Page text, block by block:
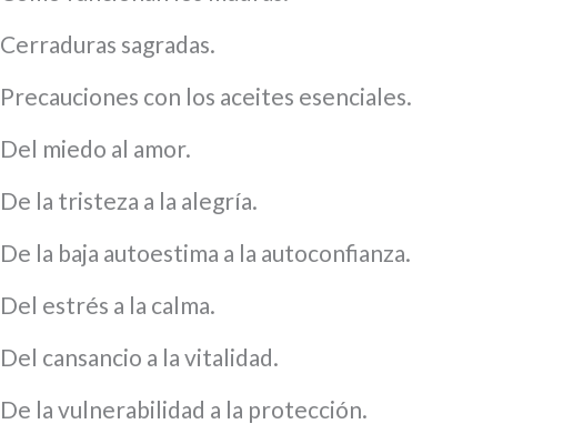
Cerraduras sagradas.
Precauciones con los aceites esenciales.
Del miedo al amor.
De la tristeza a la alegría.
De la baja autoestima a la autoconfianza.
Del estrés a la calma.
Del cansancio a la vitalidad.
De la vulnerabilidad a la protección.